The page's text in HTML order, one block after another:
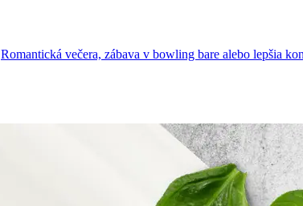
Romantická večera, zábava v bowling bare alebo lepšia